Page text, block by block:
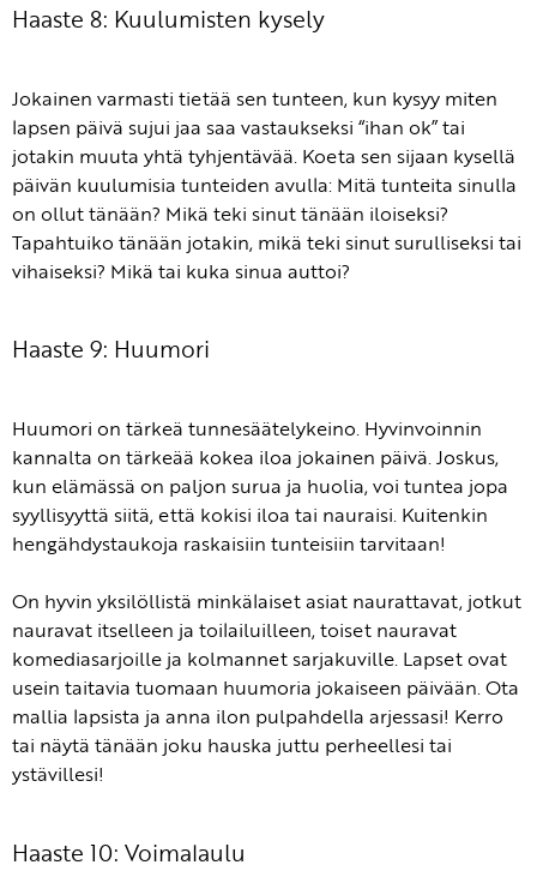
Haaste 8: Kuulumisten kysely
Jokainen varmasti tietää sen tunteen, kun kysyy miten
lapsen päivä sujui jaa saa vastaukseksi “ihan ok” tai
jotakin muuta yhtä tyhjentävää. Koeta sen sijaan kysellä
päivän kuulumisia tunteiden avulla: Mitä tunteita sinulla
on ollut tänään? Mikä teki sinut tänään iloiseksi?
Tapahtuiko tänään jotakin, mikä teki sinut surulliseksi tai
vihaiseksi? Mikä tai kuka sinua auttoi?
Haaste 9: Huumori
Huumori on tärkeä tunnesäätelykeino. Hyvinvoinnin
kannalta on tärkeää kokea iloa jokainen päivä. Joskus,
kun elämässä on paljon surua ja huolia, voi tuntea jopa
syyllisyyttä siitä, että kokisi iloa tai nauraisi. Kuitenkin
hengähdystaukoja raskaisiin tunteisiin tarvitaan!
On hyvin yksilöllistä minkälaiset asiat naurattavat, jotkut
nauravat itselleen ja toilailuilleen, toiset nauravat
komediasarjoille ja kolmannet sarjakuville. Lapset ovat
usein taitavia tuomaan huumoria jokaiseen päivään. Ota
mallia lapsista ja anna ilon pulpahdella arjessasi! Kerro
tai näytä tänään joku hauska juttu perheellesi tai
ystävillesi!
Haaste 10: Voimalaulu